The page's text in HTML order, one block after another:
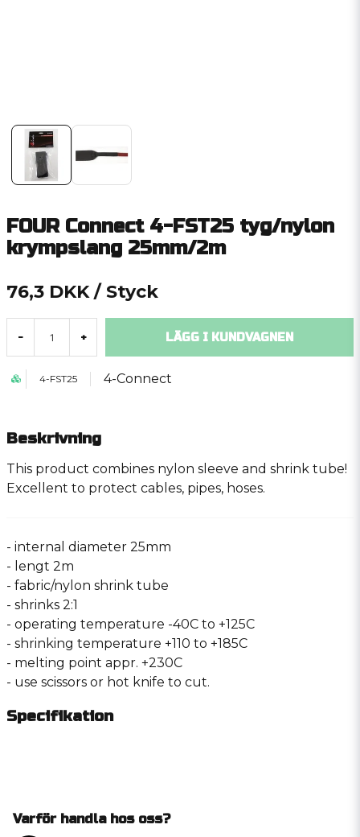
FOUR Connect 4-FST25 tyg/nylon
krympslang 25mm/2m
76,3 DKK / Styck
- + LÄGG I KUNDVAGNEN
4-FST25 4-Connect
Beskrivning
This product combines nylon sleeve and shrink tube!
Excellent to protect cables, pipes, hoses.
- internal diameter 25mm
- lengt 2m
- fabric/nylon shrink tube
- shrinks 2:1
- operating temperature -40C to +125C
- shrinking temperature +110 to +185C
- melting point appr. +230C
- use scissors or hot knife to cut.
Specifikation
Varför handla hos oss?